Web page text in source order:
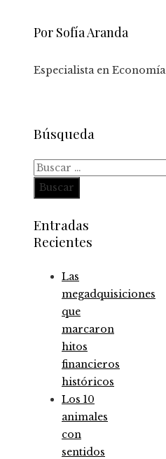
Por Sofía Aranda
Especialista en Economía
Búsqueda
Buscar:
Entradas
Recientes
Las
megadquisiciones
que
marcaron
hitos
financieros
históricos
Los 10
animales
con
sentidos